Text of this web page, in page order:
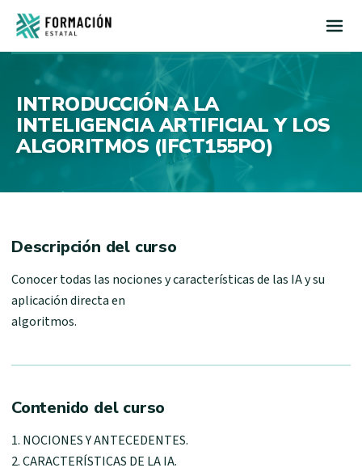
Inicio
INTRODUCCIÓN A LA
INTELIGENCIA ARTIFICIAL Y LOS
ALGORITMOS (IFCT155PO)
Descripción del curso
Conocer todas las nociones y características de las IA y su
aplicación directa en
algoritmos.
Contenido del curso
1. NOCIONES Y ANTECEDENTES.
2. CARACTERÍSTICAS DE LA IA.